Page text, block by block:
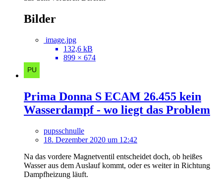
Bilder
image.jpg
132,6 kB
899 × 674
Prima Donna S ECAM 26.455 kein
Wasserdampf - wo liegt das Problem
pupsschnulle
18. Dezember 2020 um 12:42
Na das vordere Magnetventil entscheidet doch, ob heißes
Wasser aus dem Auslauf kommt, oder es weiter in Richtung
Dampfheizung läuft.